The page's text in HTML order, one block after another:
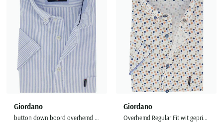
Giordano
button down boord overhemd lichtblauw gestreept
Giordano
Overhemd Regular Fit wit geprint bloemetjes oranje blauw